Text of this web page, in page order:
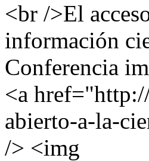
<br />El
información
Conferencia
<a
abierto-a-la-
/> <img